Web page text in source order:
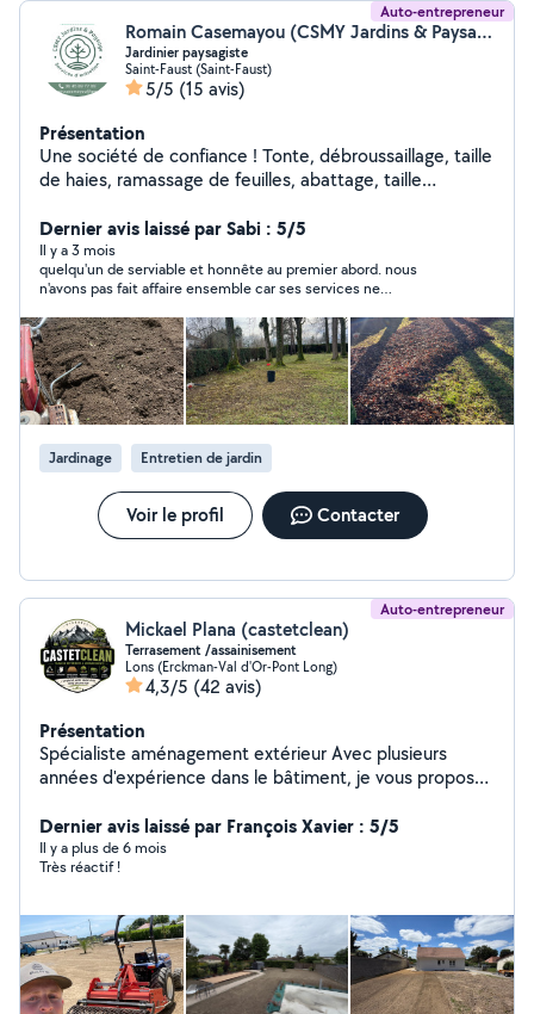
Auto-entrepreneur
Romain Casemayou (CSMY Jardins & Paysage)
Jardinier paysagiste
Saint-Faust (Saint-Faust)
5/5 (15 avis)
Présentation
Une société de confiance ! Tonte, débroussaillage, taille
de haies, ramassage de feuilles, abattage, taille
potager. Nettoyage haute pression. Nettoyage de
gouttières. Petits aménagements extérieurs.
Particuliers, sociétés, copropriétés. Éligible au crédit
d'impôt ! Arrangeant, bon contact.
Dernier avis laissé par Sabi : 5/5
Il y a 3 mois
quelqu'un de serviable et honnête au premier abord. nous
n'avons pas fait affaire ensemble car ses services ne
Jardinage Entretien de jardin
Voir le profil Contacter
Auto-entrepreneur
Mickael Plana (castetclean)
Terrasement /assainisement
Lons (Erckman-Val d'Or-Pont Long)
4,3/5 (42 avis)
Présentation
Spécialiste aménagement extérieur Avec plusieurs
années d'expérience dans le bâtiment, je vous propose
Mes prestations : Terrassement (préparation de terrain,
mise à niveau) Création de terrasse (dalles, béton, bois)
Pose de dalles extérieures Aménagement de jardin
Maçonnerie paysagère (bordures, murets, finitions)
Nettoyage toiture Nettoyage façade Travail soigné
Chantier propre Résultat durable Photos avant / après
possibles Intervention secteur 64 (Pau et alentours)
Dernier avis laissé par François Xavier : 5/5
Il y a plus de 6 mois
Très réactif !